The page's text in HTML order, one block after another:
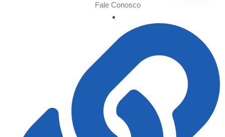
Fale Conosco